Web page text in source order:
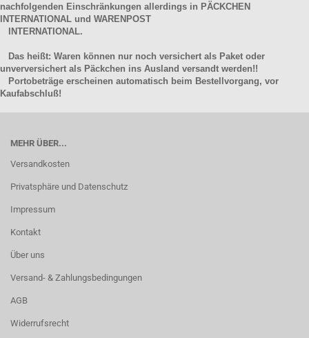
nachfolgenden Einschränkungen allerdings in PÄCKCHEN
INTERNATIONAL und WARENPOST
INTERNATIONAL.
Das heißt: Waren können nur noch versichert als Paket oder
unverversichert als Päckchen ins Ausland versandt werden!!
Portobeträge erscheinen automatisch beim Bestellvorgang, vor
Kaufabschluß!
MEHR ÜBER...
Versandkosten
Privatsphäre und Datenschutz
Impressum
Kontakt
Über uns
Versand- & Zahlungsbedingungen
AGB
Widerrufsrecht